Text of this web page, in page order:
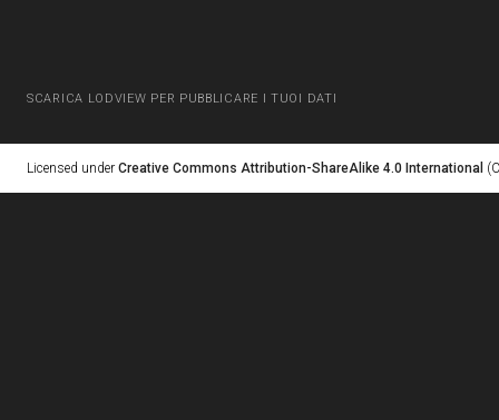
SCARICA LODVIEW PER PUBBLICARE I TUOI DATI
Licensed under Creative Commons Attribution-ShareAlike 4.0 International